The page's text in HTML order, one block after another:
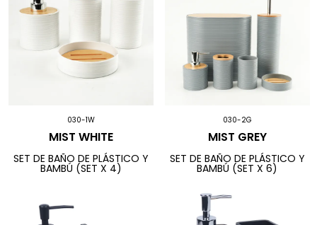
030-1W
MIST WHITE
SET DE BAÑO DE PLÁSTICO Y
BAMBÚ (SET X 4)
030-2G
MIST GREY
SET DE BAÑO DE PLÁSTICO Y
BAMBÚ (SET X 6)